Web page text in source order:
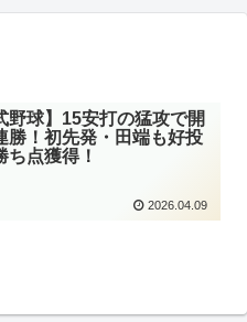
野球】15安打の猛攻で開
勝！初先発・田端も好投
ち点獲得！
2026.04.09